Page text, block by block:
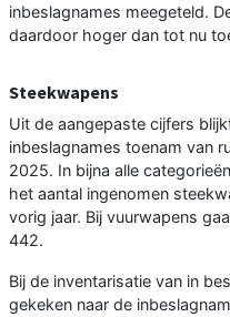
inbeslagnames meegeteld.
daardoor hoger dan tot nu
Steekwapens
Uit de aangepaste cijfers
inbeslagnames toenam van
2025. In bijna alle
het aantal ingenomen
vorig jaar. Bij vuurwapens
442.
Bij de inventarisatie van in
gekeken naar de